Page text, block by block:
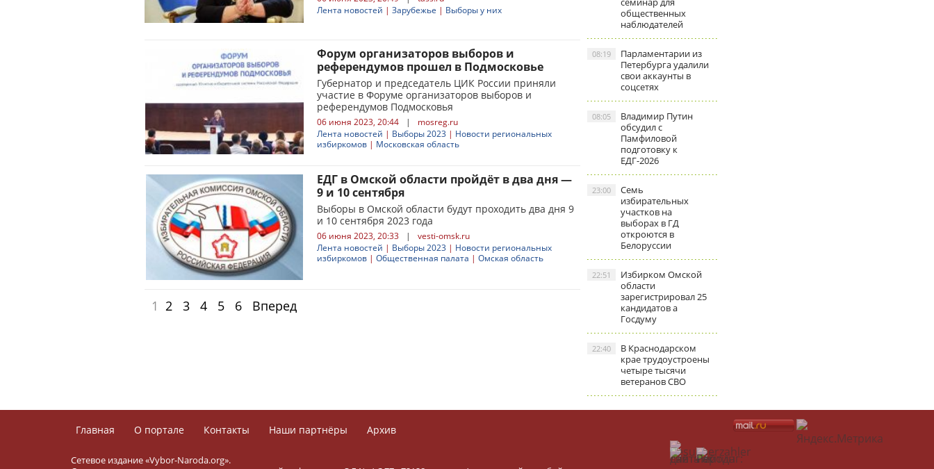
Лента новостей | Зарубежье | Выборы у них
Форум организаторов выборов и
референдумов прошел в Подмосковье
Губернатор и председатель ЦИК России приняли
участие в Форуме организаторов выборов и
референдумов Подмосковья
06 июня 2023, 20:44 |
mosreg.ru
Лента новостей | Выборы 2023 | Новости региональных
избиркомов | Московская область
ЕДГ в Омской области пройдёт в два дня —
9 и 10 сентября
Выборы в Омской области будут проходить два дня 9
и 10 сентября 2023 года
06 июня 2023, 20:33 |
vesti-omsk.ru
Лента новостей | Выборы 2023 | Новости региональных
избиркомов | Общественная палата | Омская область
1 2 3 4 5 6 Вперед
общественных
наблюдателей
Парламентарии из
Петербурга удалили
свои аккаунты в
соцсетях
08:19
Владимир Путин
обсудил с
Памфиловой
подготовку к
ЕДГ-2026
08:05
Семь
избирательных
участков на
выборах в ГД
откроются в
Белоруссии
23:00
Избирком Омской
области
зарегистрировал 25
кандидатов а
Госдуму
22:51
В Краснодарском
крае трудоустроены
четыре тысячи
ветеранов СВО
22:40
Главная О портале Контакты Наши партнёры Архив
Сетевое издание «Vybor-Naroda.org».